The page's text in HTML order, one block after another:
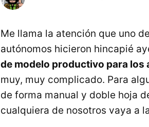
Me llama la atención que uno
autónomos hicieron hincapié
de modelo productivo para
muy, muy complicado. Para
de forma manual y doble hoja
cualquiera de nosotros vaya a